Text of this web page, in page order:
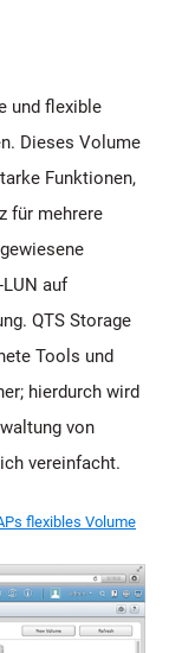
und flexible
Dieses Volume
Funktionen,
für mehrere
auf
QTS Storage
Tools und
hierdurch wird
von
vereinfacht.
flexibles Volume